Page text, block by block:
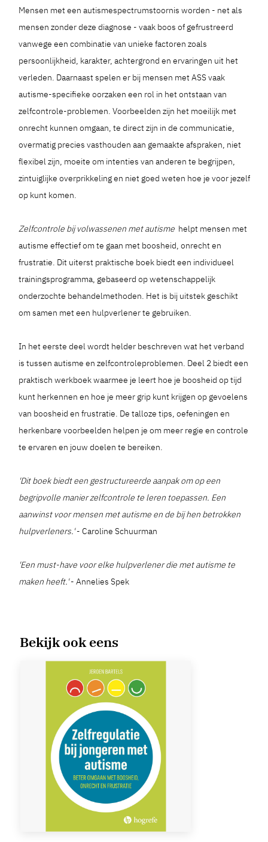
Mensen met een autismespectrumstoornis worden - net als
mensen zonder deze diagnose - vaak boos of gefrustreerd
vanwege een combinatie van unieke factoren zoals
persoonlijkheid, karakter, achtergrond en ervaringen uit het
verleden. Daarnaast spelen er bij mensen met ASS vaak
autisme-specifieke oorzaken een rol in het ontstaan van
zelfcontrole-problemen. Voorbeelden zijn het moeilijk met
onrecht kunnen omgaan, te direct zijn in de communicatie,
overmatig precies vasthouden aan gemaakte afspraken, niet
flexibel zijn, moeite om intenties van anderen te begrijpen,
zintuiglijke overprikkeling en niet goed weten hoe je voor jezelf
op kunt komen.
Zelfcontrole bij volwassenen met autisme helpt mensen met
autisme effectief om te gaan met boosheid, onrecht en
frustratie. Dit uiterst praktische boek biedt een individueel
trainingsprogramma, gebaseerd op wetenschappelijk
onderzochte behandelmethoden. Het is bij uitstek geschikt
om samen met een hulpverlener te gebruiken.
In het eerste deel wordt helder beschreven wat het verband
is tussen autisme en zelfcontroleproblemen. Deel 2 biedt een
praktisch werkboek waarmee je leert hoe je boosheid op tijd
kunt herkennen en hoe je meer grip kunt krijgen op gevoelens
van boosheid en frustratie. De talloze tips, oefeningen en
herkenbare voorbeelden helpen je om meer regie en controle
te ervaren en jouw doelen te bereiken.
'Dit boek biedt een gestructureerde aanpak om op een
begripvolle manier zelfcontrole te leren toepassen. Een
aanwinst voor mensen met autisme en de bij hen betrokken
hulpverleners.'- Caroline Schuurman
'Een must-have voor elke hulpverlener die met autisme te
maken heeft.'- Annelies Spek
Bekijk ook eens